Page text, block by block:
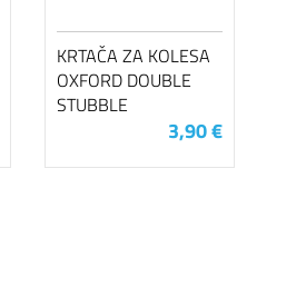
KRTAČA ZA KOLESA
OXFORD DOUBLE
STUBBLE
3,90 €